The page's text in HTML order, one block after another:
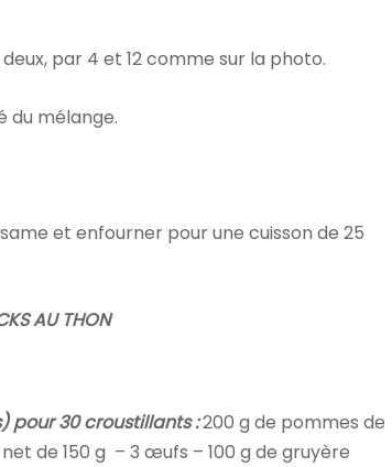
par 4 et 12 comme sur la photo.
du mélange.
et enfourner pour une cuisson de 25
AU THON
pour 30 croustillants :200 g de pommes de
de 150 g – 3 œufs – 100 g de gruyère